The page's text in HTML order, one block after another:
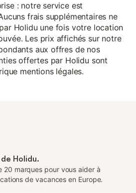
: notre service est
frais supplémentaires ne
Holidu une fois votre location
Les prix affichés sur notre
aux offres de nos
offertes par Holidu sont
mentions légales.
Holidu.
20 marques pour vous aider à
de vacances en Europe.